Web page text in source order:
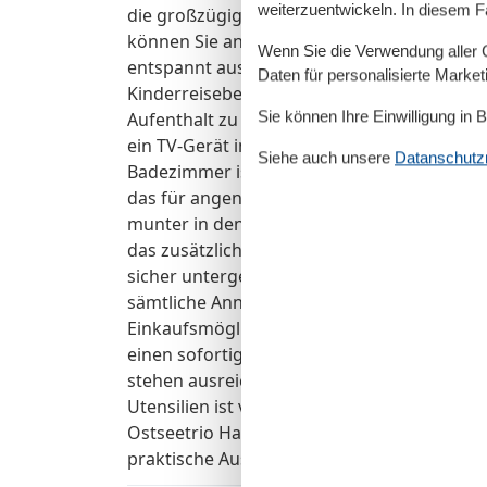
die großzügige Terrasse, die Ihnen einen
können Sie an warmen Tagen die frische
entspannt ausklingen lassen. Kinder sind
Kinderreisebett sowie ein Hochstuhl
Aufenthalt zu ermöglichen. Zu den
ein TV-Gerät im Wohnbereich, die Ihren
Badezimmer ist funktional eingerichtet und
das für angenehmes Tageslicht sorgt,
munter in den Tag starten können. Ergänzt
das zusätzlichen Komfort bietet. Ein
sicher untergebracht sind. Die zentrale
sämtliche Annehmlichkeiten der Stadt –
Einkaufsmöglichkeiten – in wenigen
einen sofortigen und sorgenfreien Start in
stehen ausreichend Handtücher bereit
Utensilien ist vorhanden. Erleben Sie
Ostseetrio Haus 3 - 18 – Ihrem perfekten
praktische Ausstattung und eine zentrale
weiterzuentwickeln. In diesem
Wenn Sie die Verwendung
Daten für personalisierte
Sie können Ihre Einwilligung in
Siehe auch unsere